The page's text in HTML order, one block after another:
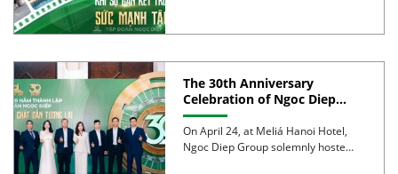
The 30th Anniversary
Celebration of Ngoc Diep
Group was successfully held
On April 24, at Meliá Hanoi Hotel,
Ngoc Diep Group solemnly hosted